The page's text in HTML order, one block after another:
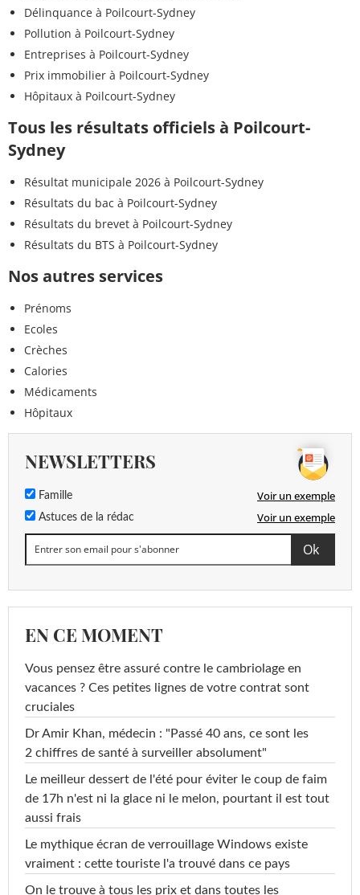
Délinquance à Poilcourt-Sydney
Pollution à Poilcourt-Sydney
Entreprises à Poilcourt-Sydney
Prix immobilier à Poilcourt-Sydney
Hôpitaux à Poilcourt-Sydney
Tous les résultats officiels à Poilcourt-
Sydney
Résultat municipale 2026 à Poilcourt-Sydney
Résultats du bac à Poilcourt-Sydney
Résultats du brevet à Poilcourt-Sydney
Résultats du BTS à Poilcourt-Sydney
Nos autres services
Prénoms
Ecoles
Crèches
Calories
Médicaments
Hôpitaux
NEWSLETTERS
Famille Voir un exemple
Astuces de la rédac Voir un exemple
EN CE MOMENT
Vous pensez être assuré contre le cambriolage en
vacances ? Ces petites lignes de votre contrat sont
cruciales
Dr Amir Khan, médecin : "Passé 40 ans, ce sont les
2 chiffres de santé à surveiller absolument"
Le meilleur dessert de l'été pour éviter le coup de faim
de 17h n'est ni la glace ni le melon, pourtant il est tout
aussi frais
Le mythique écran de verrouillage Windows existe
vraiment : cette touriste l'a trouvé dans ce pays
On le trouve à tous les prix et dans toutes les